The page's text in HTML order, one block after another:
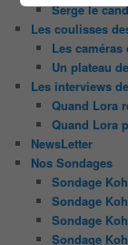
Serge le
Les coulisses
Les caméras
Un plateau
Les interviews
Quand Lora
Quand Lora
NewsLetter
Nos Sondages
Sondage
Sondage
Sondage
Sondage